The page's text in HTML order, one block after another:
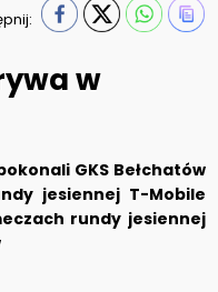
w
GKS Bełchatów
jesiennej T-Mobile
rundy jesiennej